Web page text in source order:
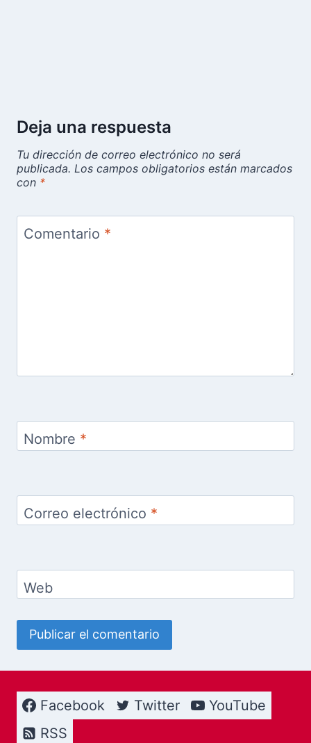
Deja una respuesta
Tu dirección de correo electrónico no será
publicada. Los campos obligatorios están marcados
con *
Comentario *
Nombre *
Correo electrónico *
Web
Facebook Twitter
YouTube
RSS